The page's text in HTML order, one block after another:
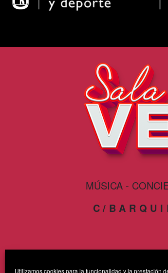
Utilizamos cookies para la funcionalidad y la prestación
MÚSICA -
C/